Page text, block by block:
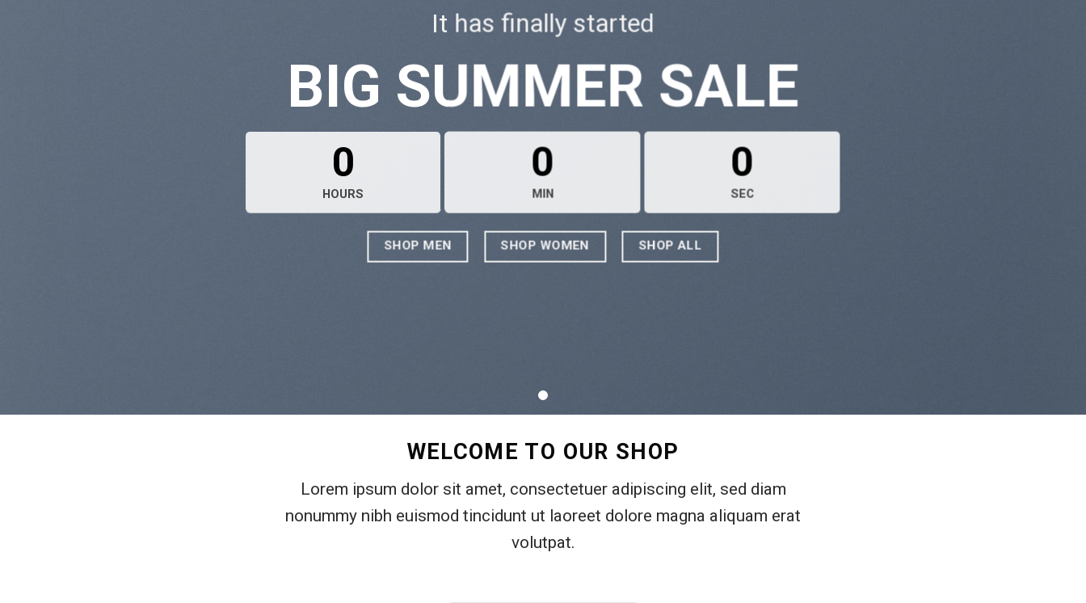
It has finally started
BIG SUMMER SALE
0
HOURS
0
MIN
0
SEC
SHOP MEN SHOP WOMEN SHOP ALL
WELCOME TO OUR SHOP
Lorem ipsum dolor sit amet, consectetuer adipiscing elit, sed diam
nonummy nibh euismod tincidunt ut laoreet dolore magna aliquam erat
volutpat.